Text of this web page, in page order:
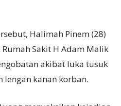
Halimah Pinem (28)
Sakit H Adam Malik
akibat luka tusuk
kanan korban.